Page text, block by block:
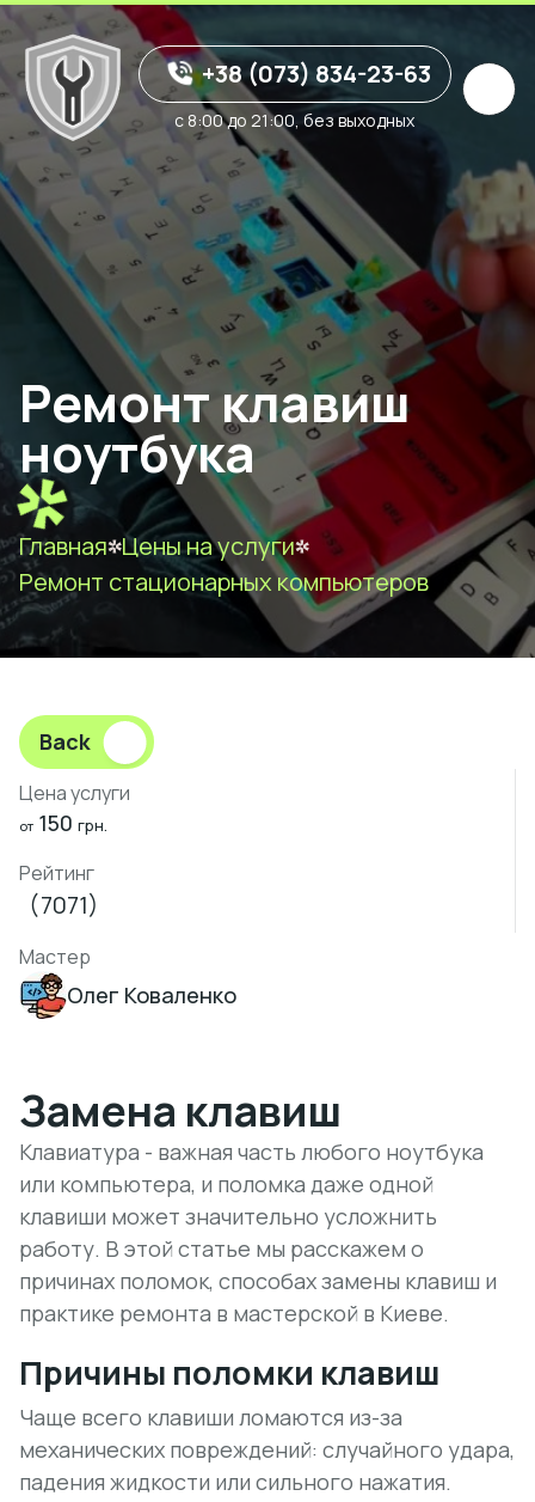
+38 (073) 834-23-63
с 8:00 до 21:00, без выходных
Ремонт клавиш
ноутбука
Главная Цены на услуги
Ремонт стационарных компьютеров
Back
Цена услуги
от 150 грн.
Рейтинг
(7071)
Мастер
Олег Коваленко
Замена клавиш
Клавиатура - важная часть любого ноутбука
или компьютера, и поломка даже одной
клавиши может значительно усложнить
работу. В этой статье мы расскажем о
причинах поломок, способах замены клавиш и
практике ремонта в мастерской в Киеве.
Причины поломки клавиш
Чаще всего клавиши ломаются из-за
механических повреждений: случайного удара,
падения жидкости или сильного нажатия.